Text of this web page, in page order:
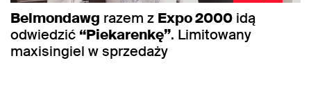
Belmondawg razem z Expo 2000 idą
odwiedzić “Piekarenkę”. Limitowany
maxisingiel w sprzedaży